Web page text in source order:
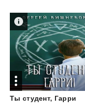
Ты студент, Гарри